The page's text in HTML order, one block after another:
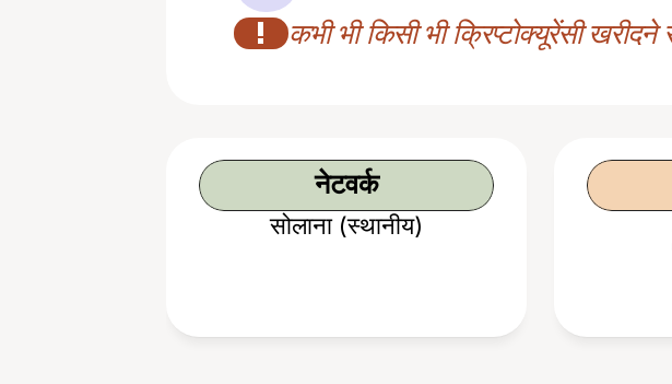
! कभी भी किसी भी क्रिप्टोक्यूरेंसी
नेटवर्क
सोलाना (स्थानीय)